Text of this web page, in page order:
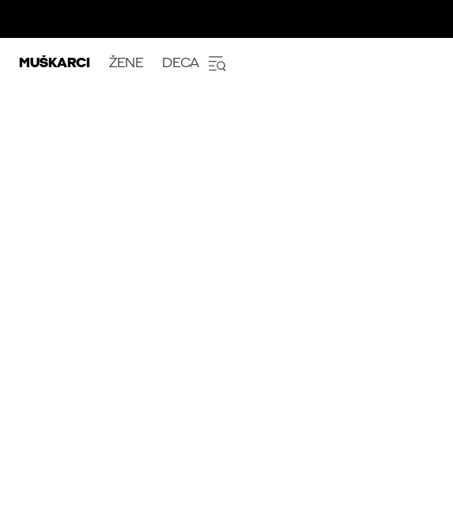
MUŠKARCI ŽENE DECA